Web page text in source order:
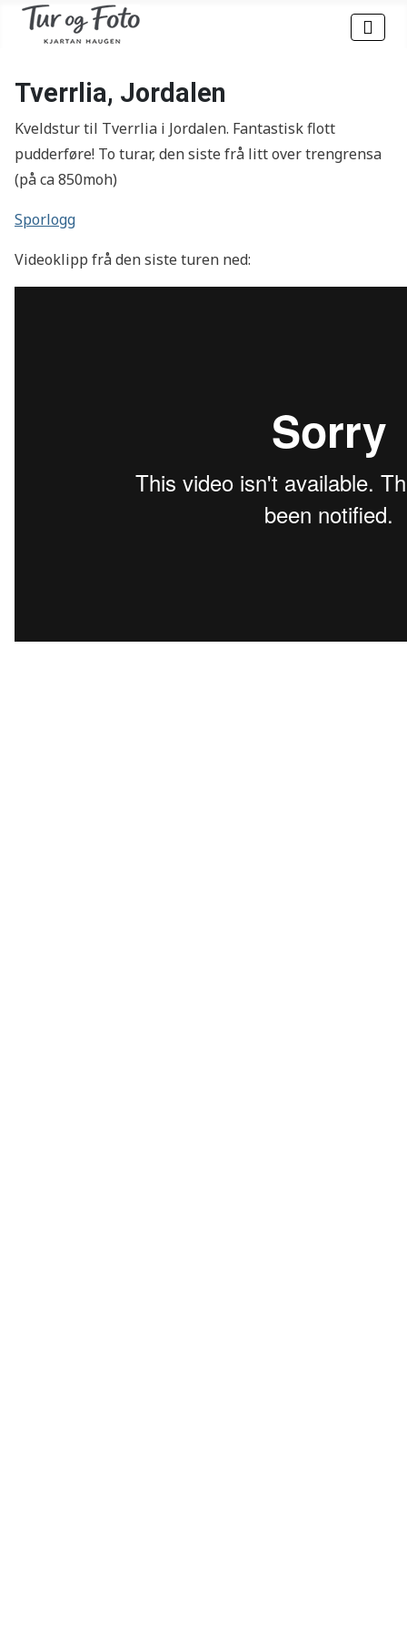
Tverrlia, Jordalen
Kveldstur til Tverrlia i Jordalen. Fantastisk flott
pudderføre! To turar, den siste frå litt over trengrensa
(på ca 850moh)
Sporlogg
Videoklipp frå den siste turen ned: